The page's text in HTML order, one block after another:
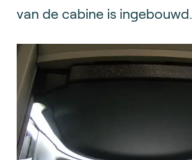
van de cabine is ingebouwd.